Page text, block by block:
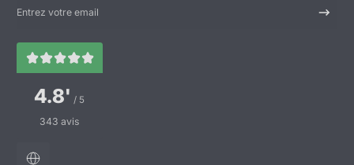
Entrez votre email
4.8' / 5
343 avis
Localisation